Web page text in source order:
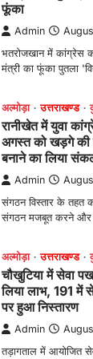
फूंका
Admin
भतरोजखान में कांग्रेस का
मंत्री का फूंका पुतला
अल्मोड़ा उत्तराखण्ड
रानीखेत में युवा
अगस्त को खड़गे की
बनाने का लिया
Admin
संगठन विस्तार के तहत
संगठन मजबूत करने
अल्मोड़ा उत्तराखण्ड
चौखुटिया में सेवा
लिया लाभ, 191 में
पर हुआ निस्तारण
Admin
तड़ागताल में आयोजित